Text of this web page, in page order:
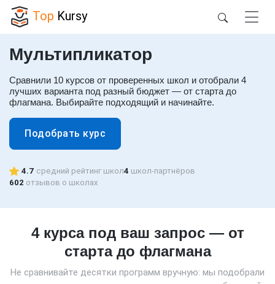
Top Kursy
Мультипликатор
Сравнили 10 курсов от проверенных школ и отобрали 4
лучших варианта под разный бюджет — от старта до
флагмана. Выбирайте подходящий и начинайте.
Подобрать курс
4.7 средний рейтинг школ4 школ-партнёров
602 отзывов о школах
4 курса под ваш запрос — от
старта до флагмана
Не сравнивайте десятки программ вручную: мы подобрали